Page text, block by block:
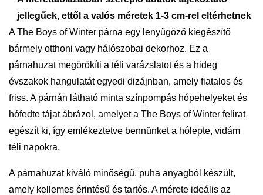
jellegűek, ettől a valós méretek 1-3 cm-rel eltérhetnek
A The Boys of Winter párna egy lenyűgöző kiegészítő
bármely otthoni vagy hálószobai dekorhoz. Ez a
párnahuzat megörökíti a téli varázslatot és a hideg
évszakok hangulatát egyedi dizájnban, amely fiatalos és
friss. A párnán látható minta színpompás hópehelyeket és
hófedte tájat ábrázol, amelyet a The Boys of Winter felirat
egészít ki, így emlékeztetve bennünket a hólepte, vidám
téli napokra.
A párnahuzat kiváló minőségű, puha anyagból készült,
amely kellemes érintésű és tartós. A mérete ideális az